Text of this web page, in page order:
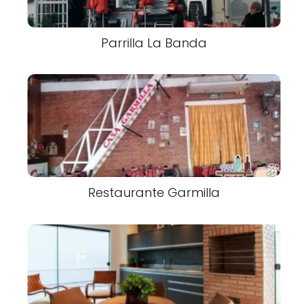
Parrilla La Banda
Restaurante Garmilla